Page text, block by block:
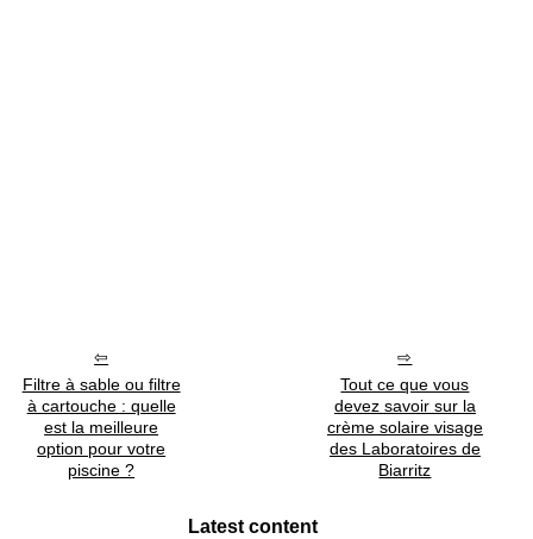
Filtre à sable ou filtre
à cartouche : quelle
est la meilleure
option pour votre
piscine ?
Tout ce que vous
devez savoir sur la
crème solaire visage
des Laboratoires de
Biarritz
Latest content